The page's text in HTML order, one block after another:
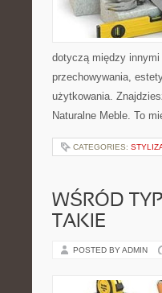
dotyczą między
przechowywania,
użytkowania.
Naturalne Meble. To
CATEGORIES:
WŚRÓD
TAKIE
POSTED BY ADMIN